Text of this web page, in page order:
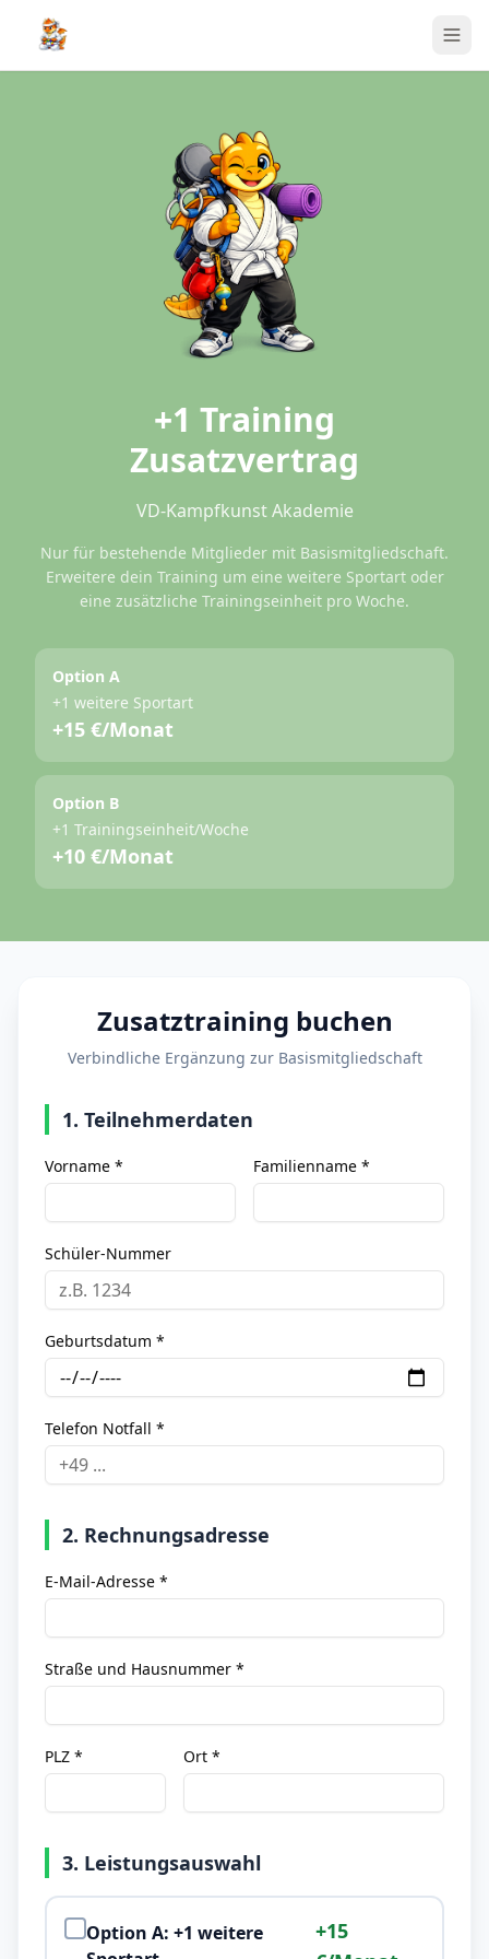
+1 Training
Zusatzvertrag
VD-Kampfkunst Akademie
Nur für bestehende Mitglieder mit Basismitgliedschaft.
Erweitere dein Training um eine weitere Sportart oder
eine zusätzliche Trainingseinheit pro Woche.
Option A
+1 weitere Sportart
+15 €/Monat
Option B
+1 Trainingseinheit/Woche
+10 €/Monat
Zusatztraining buchen
Verbindliche Ergänzung zur Basismitgliedschaft
1. Teilnehmerdaten
Vorname * Familienname *
Schüler-Nummer
Geburtsdatum *
Telefon Notfall *
2. Rechnungsadresse
E-Mail-Adresse *
Straße und Hausnummer *
PLZ * Ort *
3. Leistungsauswahl
Option A: +1 weitere
+15